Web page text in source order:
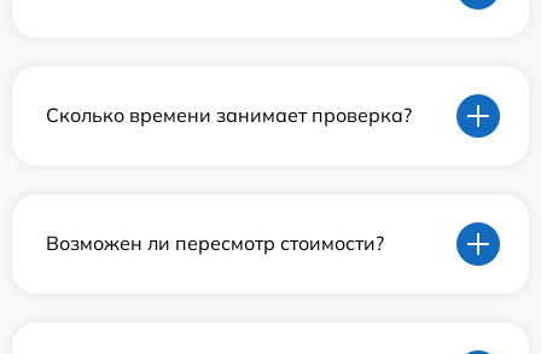
Сколько времени занимает проверка?
Возможен ли пересмотр стоимости?